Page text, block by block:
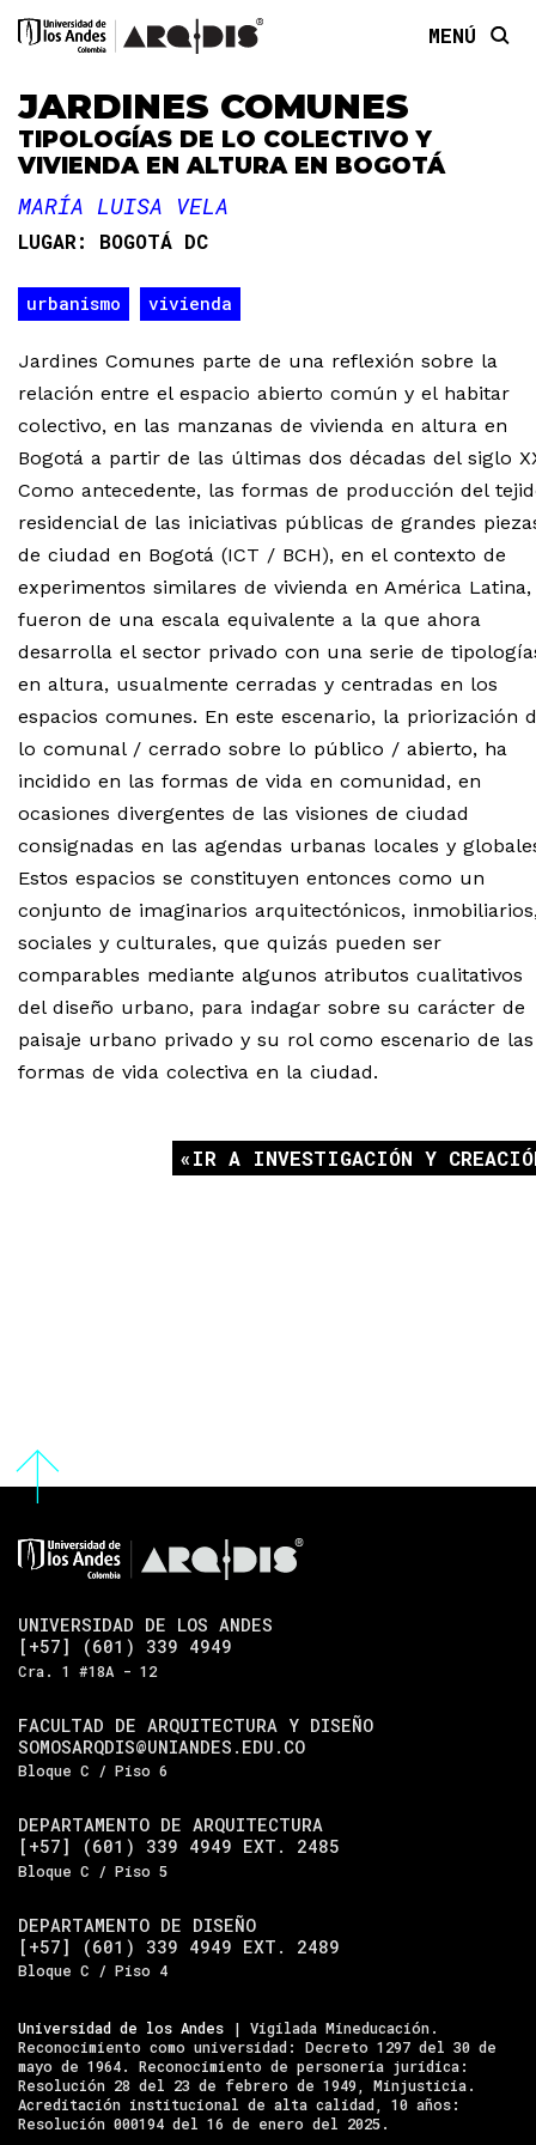
MENÚ
JARDINES COMUNES
TIPOLOGÍAS DE LO COLECTIVO Y
VIVIENDA EN ALTURA EN BOGOTÁ
MARÍA LUISA VELA
LUGAR: BOGOTÁ DC
urbanismo vivienda
Jardines Comunes parte de una reflexión sobre la
relación entre el espacio abierto común y el habitar
colectivo, en las manzanas de vivienda en altura en
Bogotá a partir de las últimas dos décadas del siglo
Como antecedente, las formas de producción del
residencial de las iniciativas públicas de grandes
de ciudad en Bogotá (ICT / BCH), en el contexto de
experimentos similares de vivienda en América Latina,
fueron de una escala equivalente a la que ahora
desarrolla el sector privado con una serie de
en altura, usualmente cerradas y centradas en los
espacios comunes. En este escenario, la priorización
lo comunal / cerrado sobre lo público / abierto, ha
incidido en las formas de vida en comunidad, en
ocasiones divergentes de las visiones de ciudad
consignadas en las agendas urbanas locales y
Estos espacios se constituyen entonces como un
conjunto de imaginarios arquitectónicos,
sociales y culturales, que quizás pueden ser
comparables mediante algunos atributos cualitativos
del diseño urbano, para indagar sobre su carácter de
paisaje urbano privado y su rol como escenario de las
formas de vida colectiva en la ciudad.
IR A INVESTIGACIÓN Y
UNIVERSIDAD DE LOS ANDES
[+57] (601) 339 4949
Cra. 1 #18A - 12
FACULTAD DE ARQUITECTURA Y DISEÑO
SOMOSARQDIS@UNIANDES.EDU.CO
Bloque C / Piso 6
DEPARTAMENTO DE ARQUITECTURA
[+57] (601) 339 4949 EXT. 2485
Bloque C / Piso 5
DEPARTAMENTO DE DISEÑO
[+57] (601) 339 4949 EXT. 2489
Bloque C / Piso 4
Universidad de los Andes | Vigilada Mineducación.
Reconocimiento como universidad: Decreto 1297 del 30 de
mayo de 1964. Reconocimiento de personería jurídica:
Resolución 28 del 23 de febrero de 1949, Minjusticia.
Acreditación institucional de alta calidad, 10 años:
Resolución 000194 del 16 de enero del 2025.